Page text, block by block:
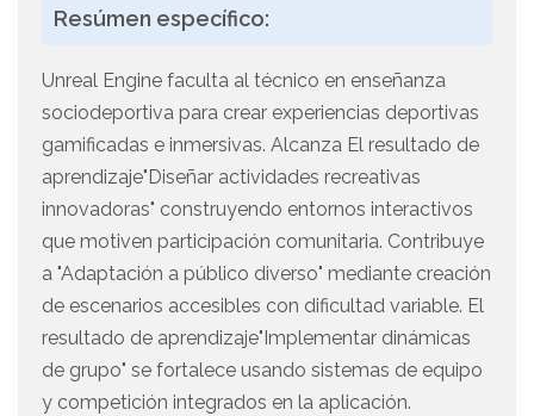
Resúmen específico:
Unreal Engine faculta al técnico en enseñanza
sociodeportiva para crear experiencias deportivas
gamificadas e inmersivas. Alcanza El resultado de
aprendizaje"Diseñar actividades recreativas
innovadoras" construyendo entornos interactivos
que motiven participación comunitaria. Contribuye
a "Adaptación a público diverso" mediante creación
de escenarios accesibles con dificultad variable. El
resultado de aprendizaje"Implementar dinámicas
de grupo" se fortalece usando sistemas de equipo
y competición integrados en la aplicación.